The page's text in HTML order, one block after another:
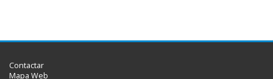
Contactar
Mapa Web